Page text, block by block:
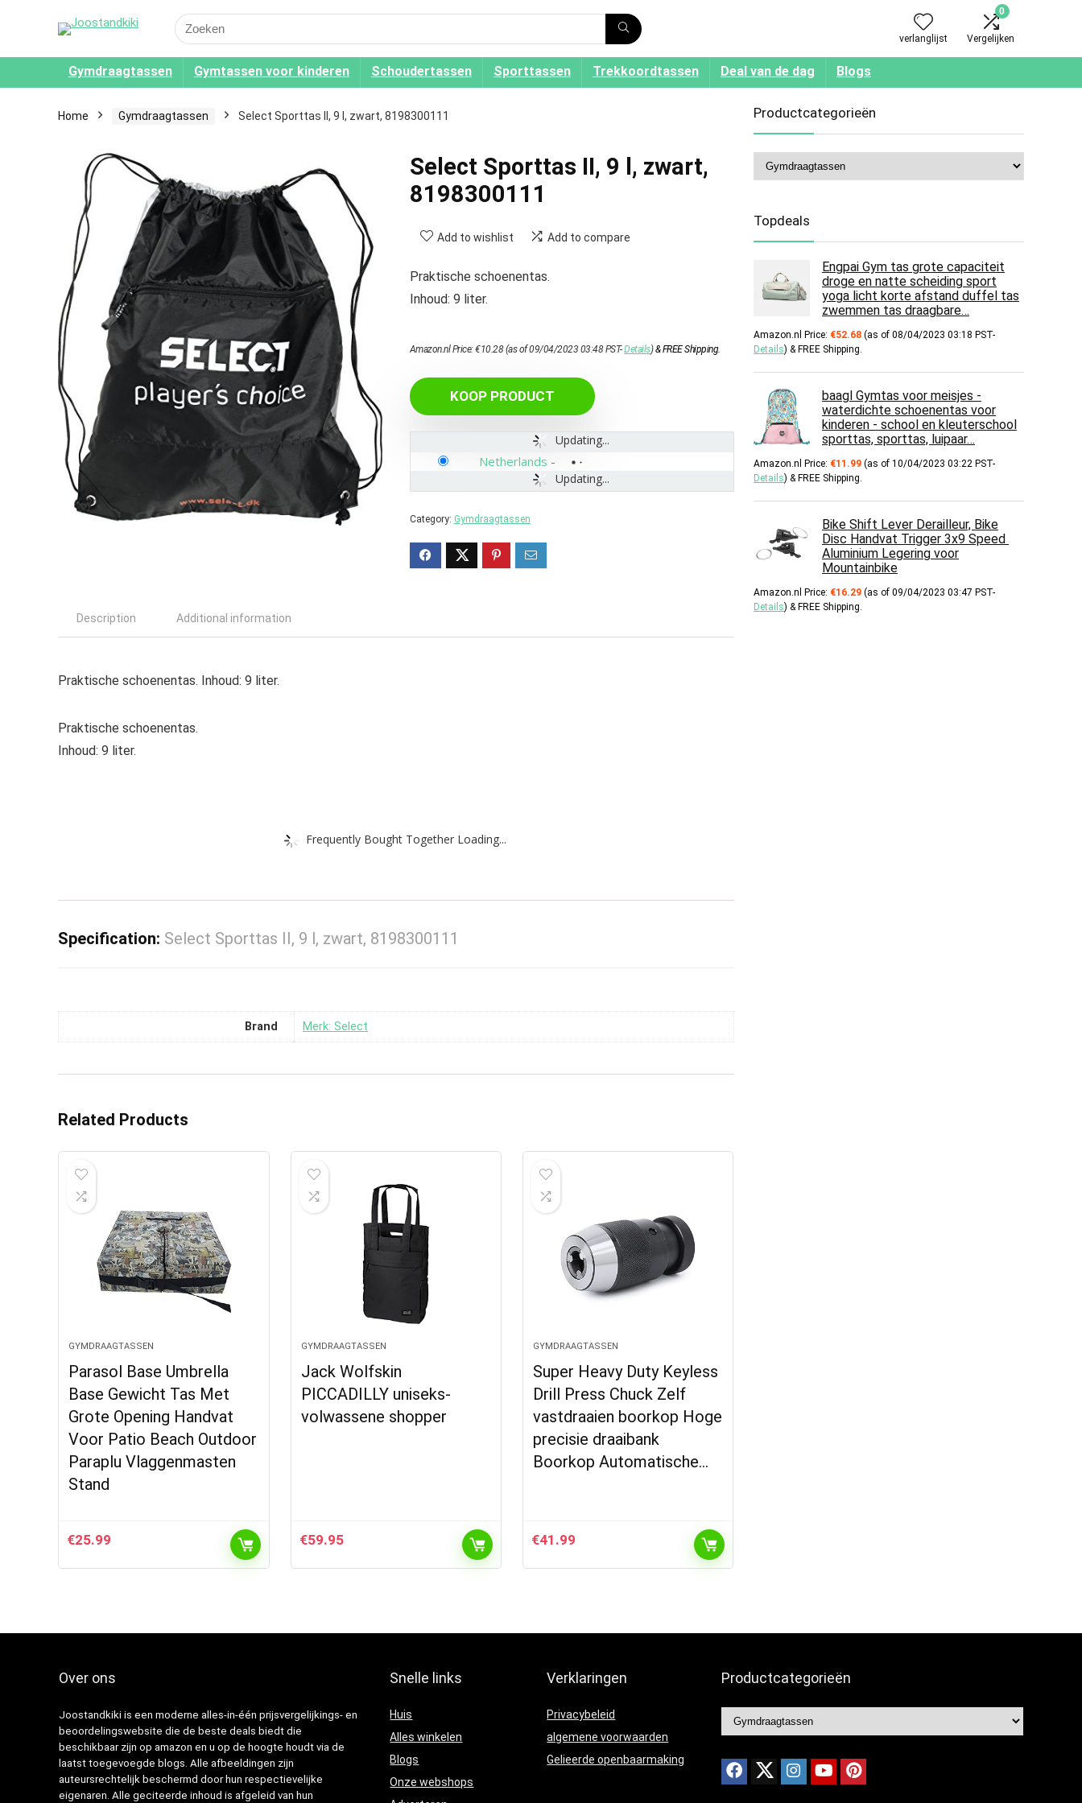
Search
for:
verlanglijst
0
Vergelijken
Gymdraagtassen Gymtassen voor kinderen Schoudertassen Sporttassen Trekkoordtassen Deal van de dag Blogs
Home Gymdraagtassen Select Sporttas II, 9 l, zwart, 8198300111
Select Sporttas II, 9 l, zwart,
8198300111
Add to wishlist Add to compare
Praktische schoenentas.
Inhoud: 9 liter.
Amazon.nl Price:€10.28(as of 09/04/2023 03:48 PST-Details)&FREE Shipping.
KOOP PRODUCT
Updating...
Updating...
Netherlands -
Category: Gymdraagtassen
Description Additional information
Praktische schoenentas. Inhoud: 9 liter.
Praktische schoenentas.
Inhoud: 9 liter.
Frequently Bought Together Loading...
Specification: Select Sporttas II, 9 l, zwart, 8198300111
Brand Merk: Select
Related Products
GYMDRAAGTASSEN
Parasol Base Umbrella
Base Gewicht Tas Met
Grote Opening Handvat
Voor Patio Beach Outdoor
Paraplu Vlaggenmasten
Stand
€25.99
GYMDRAAGTASSEN
Jack Wolfskin
PICCADILLY uniseks-
volwassene shopper
€59.95
GYMDRAAGTASSEN
Super Heavy Duty Keyless
Drill Press Chuck Zelf
vastdraaien boorkop Hoge
precisie draaibank
Boorkop Automatische…
€41.99
Productcategorieën
Topdeals
Engpai Gym tas grote capaciteit
droge en natte scheiding sport
yoga licht korte afstand duffel tas
zwemmen tas draagbare…
Amazon.nl Price: €52.68 (as of 08/04/2023 03:18 PST-
Details) & FREE Shipping.
baagl Gymtas voor meisjes -
waterdichte schoenentas voor
kinderen - school en kleuterschool
sporttas, sporttas, luipaar…
Amazon.nl Price: €11.99 (as of 10/04/2023 03:22 PST-
Details) & FREE Shipping.
Bike Shift Lever Derailleur, Bike
Disc Handvat Trigger 3x9 Speed ​​
Aluminium Legering voor
Mountainbike
Amazon.nl Price: €16.29 (as of 09/04/2023 03:47 PST-
Details) & FREE Shipping.
Over ons
Joostandkiki is een moderne alles-in-één prijsvergelijkings- en
beoordelingswebsite die de beste deals biedt die
beschikbaar zijn op amazon en u op de hoogte houdt via de
laatst toegevoegde blogs. Alle afbeeldingen zijn
auteursrechtelijk beschermd door hun respectievelijke
eigenaren. Alle geciteerde inhoud is afgeleid van hun
Snelle links
Huis
Alles winkelen
Blogs
Onze webshops
Verklaringen
Privacybeleid
algemene voorwaarden
Gelieerde openbaarmaking
Productcategorieën